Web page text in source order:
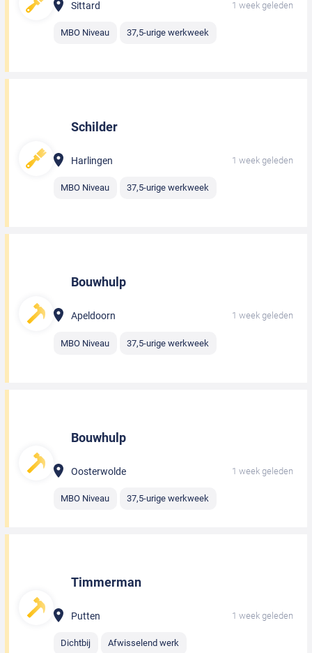
Sittard 1 week geleden
MBO Niveau 37,5-urige werkweek
Schilder
Harlingen 1 week geleden
MBO Niveau 37,5-urige werkweek
Bouwhulp
Apeldoorn 1 week geleden
MBO Niveau 37,5-urige werkweek
Bouwhulp
Oosterwolde 1 week geleden
MBO Niveau 37,5-urige werkweek
Timmerman
Putten 1 week geleden
Dichtbij Afwisselend werk